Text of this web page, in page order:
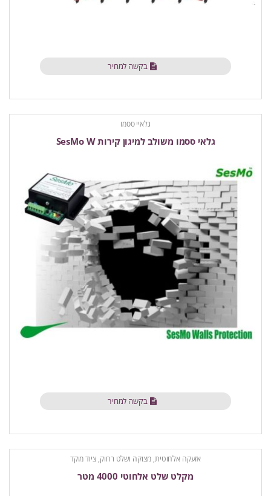
בקשה למחיר
גלאיי ססמו
גלאי ססמו משולב למיגון קירות SesMo W
בקשה למחיר
אזעקה אלחוטית, מצוקה ושלט רחוק, ציוד מוקד
מקלט שלט אלחוטי 4000 מטר